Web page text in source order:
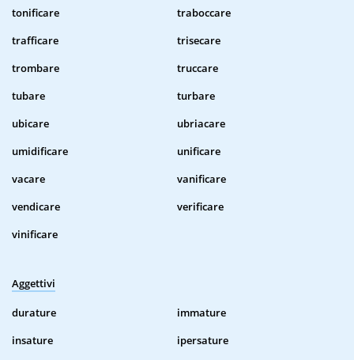
tonificare
traboccare
trafficare
trisecare
trombare
truccare
tubare
turbare
ubicare
ubriacare
umidificare
unificare
vacare
vanificare
vendicare
verificare
vinificare
Aggettivi
durature
immature
insature
ipersature